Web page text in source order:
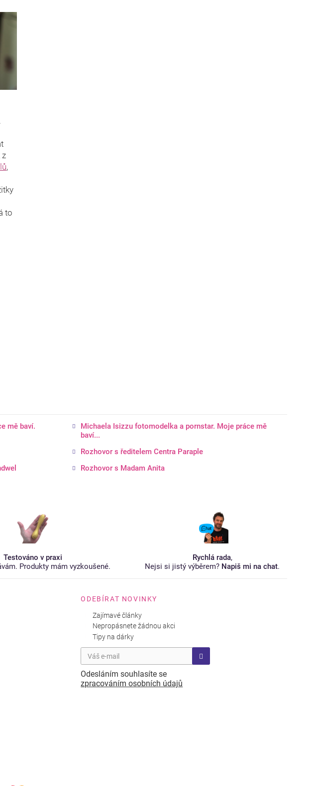
z
,
to
mě baví.
Michaela Isizzu fotomodelka a pornstar. Moje práce mě
baví...
Rozhovor s ředitelem Centra Paraple
Rozhovor s Madam Anita
Testováno v praxi
Produkty mám vyzkoušené.
Rychlá rada,
Nejsi si jistý výběrem? Napiš mi na chat.
ODEBÍRAT NOVINKY
Zajímavé články
Nepropásnete žádnou akci
Tipy na dárky
Odesláním souhlasíte se
zpracováním osobních údajů